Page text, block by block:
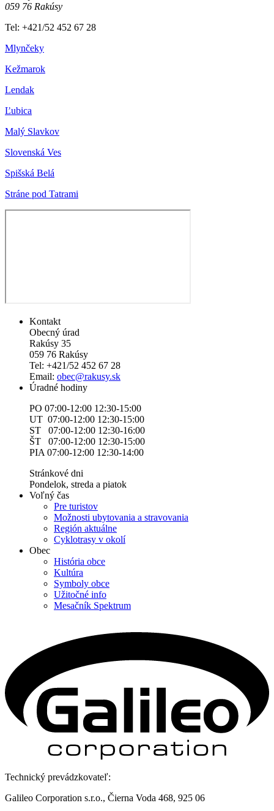
059 76 Rakúsy
Tel: +421/52 452 67 28
Mlynčeky
Kežmarok
Lendak
Ľubica
Malý Slavkov
Slovenská Ves
Spišská Belá
Stráne pod Tatrami
Kontakt
Obecný úrad
Rakúsy 35
059 76 Rakúsy
Tel: +421/52 452 67 28
Email: obec@rakusy.sk
Úradné hodiny
PO 07:00-12:00 12:30-15:00
UT 07:00-12:00 12:30-15:00
ST 07:00-12:00 12:30-16:00
ŠT 07:00-12:00 12:30-15:00
PIA 07:00-12:00 12:30-14:00
Stránkové dni
Pondelok, streda a piatok
Voľný čas
Pre turistov
Možnosti ubytovania a stravovania
Región aktuálne
Cyklotrasy v okolí
Obec
História obce
Kultúra
Symboly obce
Užitočné info
Mesačník Spektrum
Technický prevádzkovateľ:
Galileo Corporation s.r.o., Čierna Voda 468, 925 06